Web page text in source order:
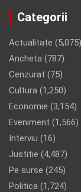
Categorii
Actualitate (5,075)
Ancheta (787)
Cenzurat (75)
Cultura (1,250)
Economie (3,154)
Eveniment (1,566)
Interviu (16)
Justitie (4,487)
Pe surse (245)
Politica (1,724)